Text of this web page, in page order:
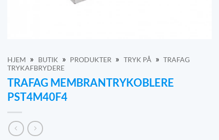
HJEM » BUTIK » PRODUKTER » TRYK PÅ » TRAFAG
TRYKAFBRYDERE
TRAFAG MEMBRANTRYKOBLERE
PST4M40F4